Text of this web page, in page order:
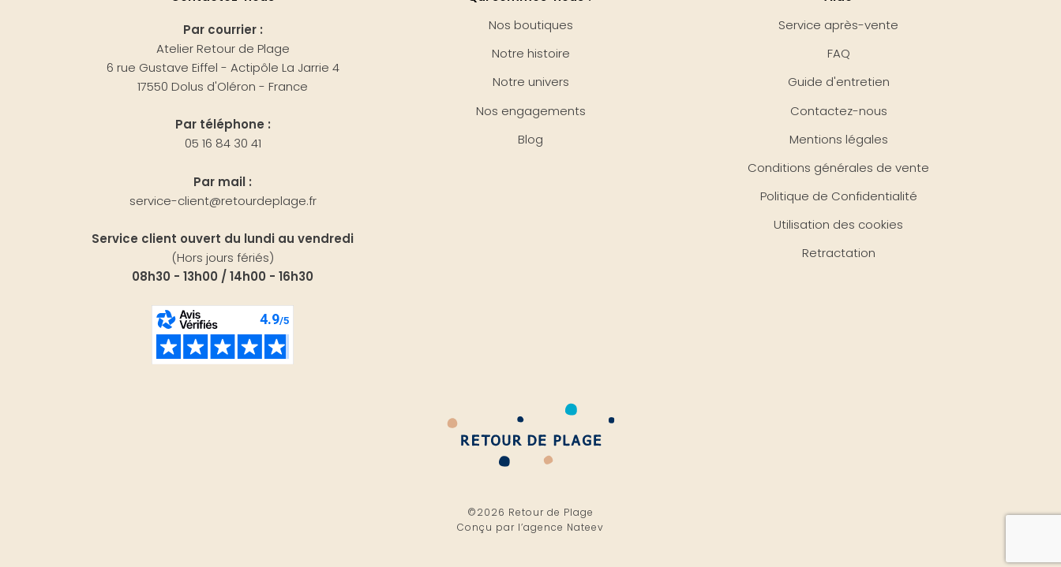
Par courrier :
Atelier Retour de Plage
6 rue Gustave Eiffel - Actipôle La Jarrie 4
17550 Dolus d'Oléron - France
Par téléphone :
05 16 84 30 41
Par mail :
service-client@retourdeplage.fr
Service client ouvert du lundi au vendredi
(Hors jours fériés)
08h30 - 13h00 / 14h00 - 16h30
Nos boutiques
Notre histoire
Notre univers
Nos engagements
Blog
Service après-vente
FAQ
Guide d'entretien
Contactez-nous
Mentions légales
Conditions générales de vente
Politique de Confidentialité
Utilisation des cookies
Retractation
©2026 Retour de Plage
Conçu par l’agence Nateev